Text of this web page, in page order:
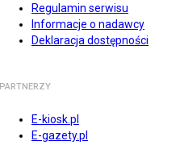
Regulamin serwisu
Informacje o nadawcy
Deklaracja dostępności
PARTNERZY
E-kiosk.pl
E-gazety.pl